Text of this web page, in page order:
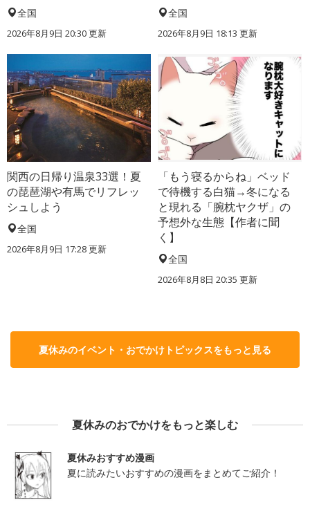
全国
2026年8月9日 20:30更新
全国
2026年8月9日 18:13 更新
関西の日帰り温泉33選！夏
の琵琶湖や有馬でリフレッ
シュしよう
全国
2026年8月9日 17:28更新
「もう寝るからね」ベッド
で待機する白猫→冬になる
と現れる「腕枕ヤクザ」の
予想外な生態【作者に聞
く】
全国
2026年8月8日 20:35 更新
夏休みのイベント・おでかけトピックスをもっと見る
夏休みのおでかけをもっと楽しむ
夏休みおすすめ漫画
夏に読みたいおすすめの漫画をまとめてご紹介！